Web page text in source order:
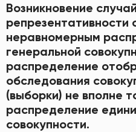
Возникновение
репрезентативности
неравномерным
генеральной
распределение
обследования
(выборки) не вполне
распределение
совокупности.